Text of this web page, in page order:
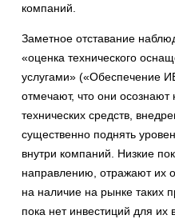
компаний.
Заметное отставание
«оценка технического
услугами» («Обеспечение
отмечают, что они
технических средств,
существенно поднять
внутри компаний. Низкие
направлению, отражают их
на наличие на рынке таких
пока нет инвестиций для